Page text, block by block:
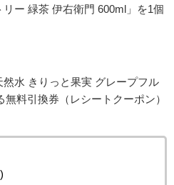
リー 緑茶 伊右衛門 600ml 」を1個
然水 きりっと果実 グレープフル
無料引換券 （レシートクーポン）